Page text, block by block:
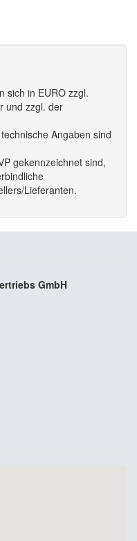
sich in EURO zzgl.
und zzgl. der
Angaben sind
gekennzeichnet sind,
Lieferanten.
GmbH